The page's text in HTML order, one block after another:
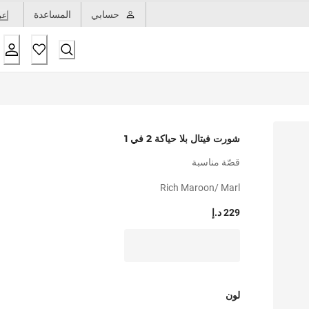
حسابي المساعدة
شورت فيتال بلا حياكة 2 في 1
قصّة مناسبة
Rich Maroon/ Marl
229 د.إ
لون